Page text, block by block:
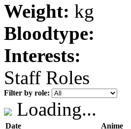
Weight: kg
Bloodtype:
Interests:
Staff Roles
Filter by role:
Loading...
Date
Anime